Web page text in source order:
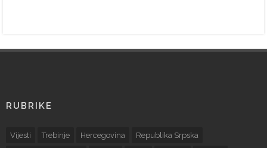
RUBRIKE
Vijesti Trebinje Hercegovina Republika Srpska